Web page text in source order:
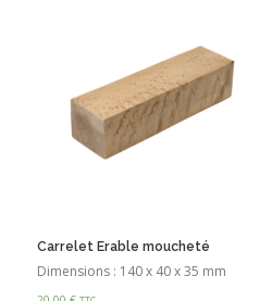
Carrelet Erable moucheté
Dimensions : 140 x 40 x 35 mm